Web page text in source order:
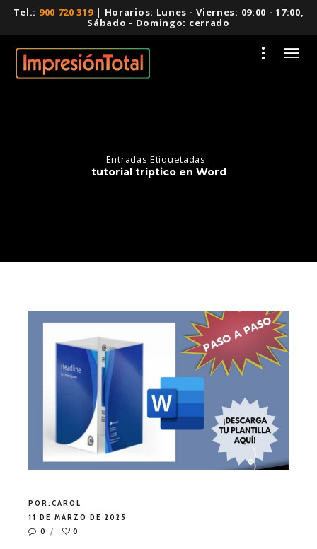
Tel.: 900 720 319| Horarios: Lunes - Viernes: 09:00 - 17:00,
Sábado - Domingo: cerrado
Entradas Etiquetadas :
tutorial tríptico en Word
POR:CAROL
11 DE MARZO DE 2025
0
0